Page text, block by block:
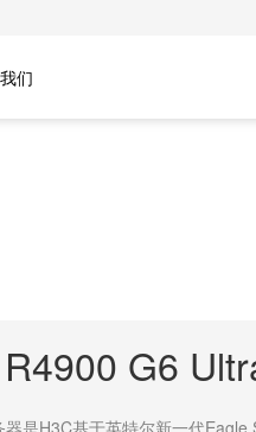
们
G6
是H3C基于英特尔新一代